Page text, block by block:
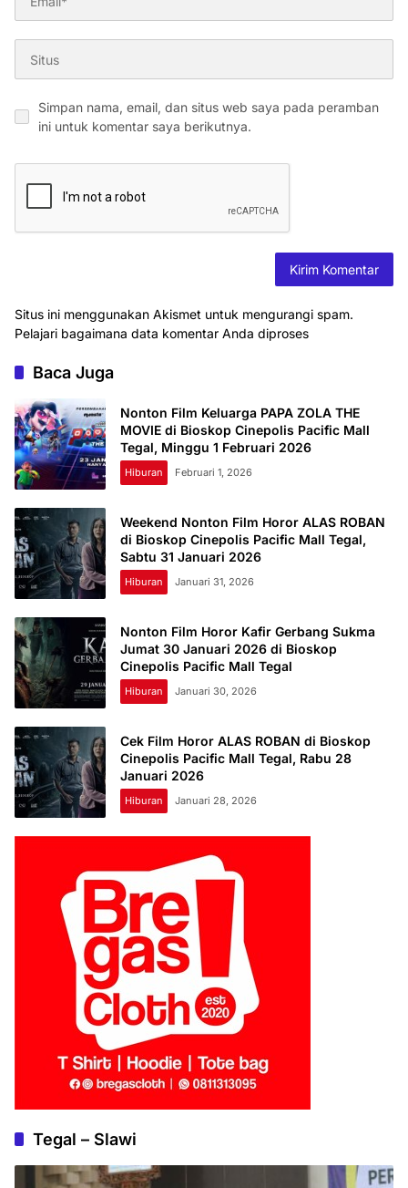
Simpan nama, email, dan situs web saya pada peramban
ini untuk komentar saya berikutnya.
Situs ini menggunakan Akismet untuk mengurangi spam.
Pelajari bagaimana data komentar Anda diproses
Baca Juga
Nonton Film Keluarga PAPA ZOLA THE
MOVIE di Bioskop Cinepolis Pacific Mall
Tegal, Minggu 1 Februari 2026
Hiburan Februari 1, 2026
Weekend Nonton Film Horor ALAS ROBAN
di Bioskop Cinepolis Pacific Mall Tegal,
Sabtu 31 Januari 2026
Hiburan Januari 31, 2026
Nonton Film Horor Kafir Gerbang Sukma
Jumat 30 Januari 2026 di Bioskop
Cinepolis Pacific Mall Tegal
Hiburan Januari 30, 2026
Cek Film Horor ALAS ROBAN di Bioskop
Cinepolis Pacific Mall Tegal, Rabu 28
Januari 2026
Hiburan Januari 28, 2026
Tegal – Slawi